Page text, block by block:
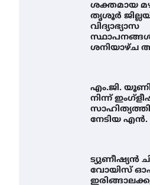
ശക്തമായ
തൃശൂർ
വിദ്യാഭ്യാസ
ശനിയാഴ്ച
എം.ജി.
നിന്ന്
നേടിയ
ട്യുണീഷ്യൻ
വോയിസ് ഓഫ്